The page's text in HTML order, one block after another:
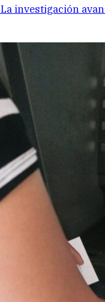
La investigación